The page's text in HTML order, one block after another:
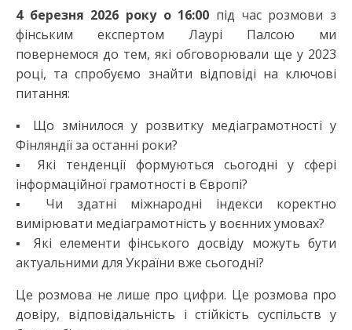
4 березня 2026 року о 16:00 під час розмови з
фінським експертом Лаурі Палсою ми
повернемося до тем, які обговорювали ще у 2023
році, та спробуємо знайти відповіді на ключові
питання:
▪ Що змінилося у розвитку медіаграмотності у
Фінляндії за останні роки?
▪ Які тенденції формуються сьогодні у сфері
інформаційної грамотності в Європі?
▪ Чи здатні міжнародні індекси коректно
вимірювати медіаграмотність у воєнних умовах?
▪ Які елементи фінського досвіду можуть бути
актуальними для України вже сьогодні?
Це розмова не лише про цифри. Це розмова про
довіру, відповідальність і стійкість суспільств у